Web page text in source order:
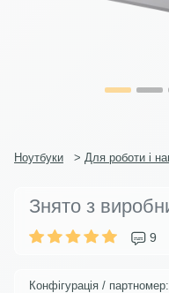
Ноутбуки > Для роботи і
Знято з
9
Конфігурація / партномер: